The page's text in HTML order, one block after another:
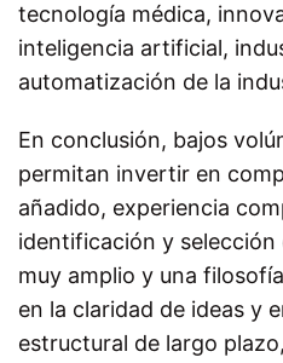
tecnología médica,
inteligencia artificial,
automatización de la
En conclusión, bajos
permitan invertir en
añadido, experiencia
identificación y
muy amplio y una
en la claridad de ideas y
estructural de largo